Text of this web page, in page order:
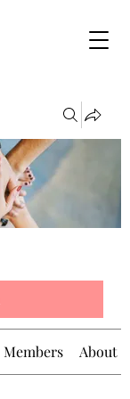
Members About